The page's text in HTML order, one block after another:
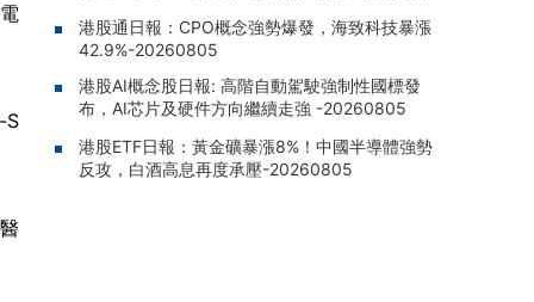
S
報股東應佔溢利59.97億港元，同比增加6.6
港股通日報：CPO概念強勢爆發，海致科技暴漲
42.9%-20260805
港股AI概念股日報: 高階自動駕駛強制性國標發
布，AI芯片及硬件方向繼續走強 -20260805
港股ETF日報：黃金礦暴漲8%！中國半導體強勢
反攻，白酒高息再度承壓-20260805